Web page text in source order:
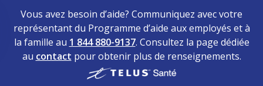
Vous avez besoin d’aide? Communiquez avec votre
représentant du Programme d’aide aux employés et à
la famille au 1 844 880-9137. Consultez la page dédiée
au contact pour obtenir plus de renseignements.